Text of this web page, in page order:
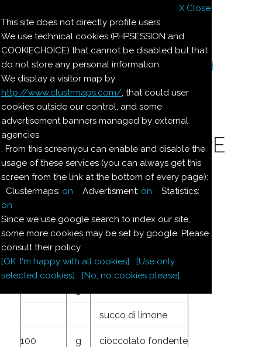
X Close
This site does not directly profile users.
We use technical cookies (PHPSESSION and
COOKIECHOICE) that cannot be disabled but that
do not store any personal information.
We display a visitor map by
http://www.clustrmaps.com/, that could user
cookies outside our control, and some
advertisement banners managed by external
agencies
. From this screenyou can enable and disable the
usage of these services (you can always get this
screen from the link at the bottom of every page):
Clustermaps: on Advertisment: on Statistics:
on
Since we use google search to index our site,
some more cookies may be set by google. Please
consult their policy
[OK. I'm happy with all cookies]
[Use only
selected cookies]
[No, no cookies please]
Le ricette di Pierre
Il quaderno di casa Magnaghi-Zorzoli
Le ricette di Pierre
SEMIFREDDO DI PERE
Ingredienti:
Dosi per 4:
400 g pere
200 g panna da montare
succo di limone
100 g cioccolato fondente